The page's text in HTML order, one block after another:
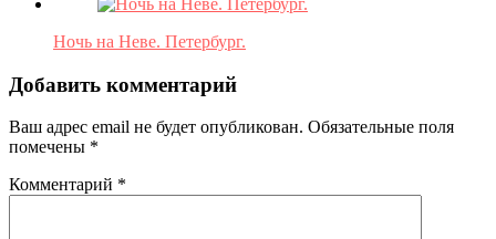
Ночь на Неве. Петербург.
Добавить комментарий
Ваш адрес email не будет опубликован. Обязательные поля
помечены *
Комментарий *